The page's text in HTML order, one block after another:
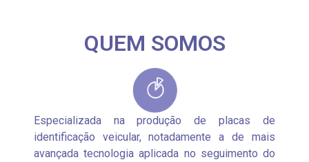
QUEM SOMOS
Especializada na produção de placas de
identificação veicular, notadamente a de mais
avançada tecnologia aplicada no seguimento do